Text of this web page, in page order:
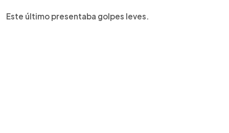
Este último presentaba golpes leves.